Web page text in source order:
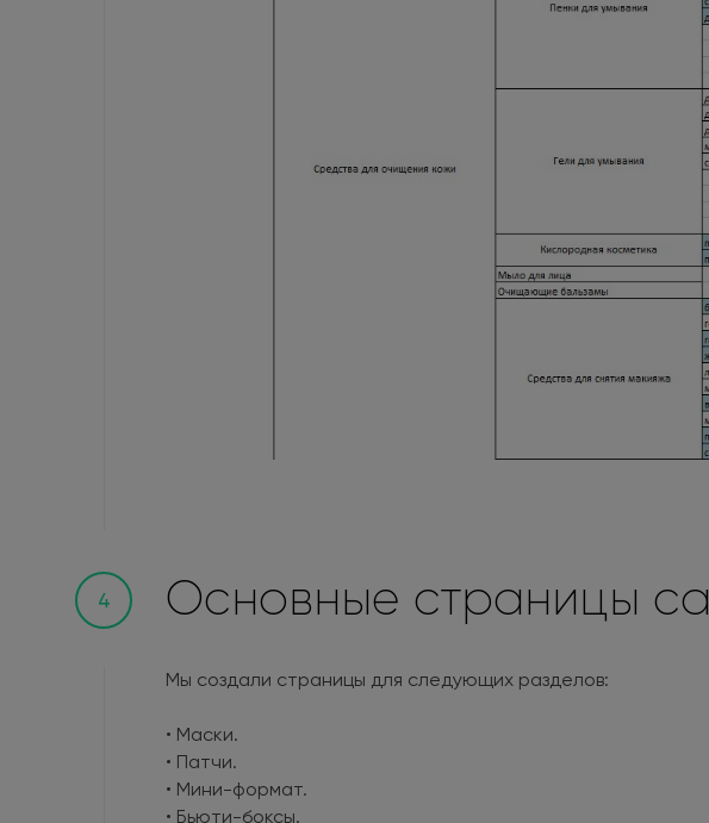
4 Основные страницы
Мы создали страницы для следующих разделов:
• Маски.
• Патчи.
• Мини-формат.
• Бьюти-боксы.